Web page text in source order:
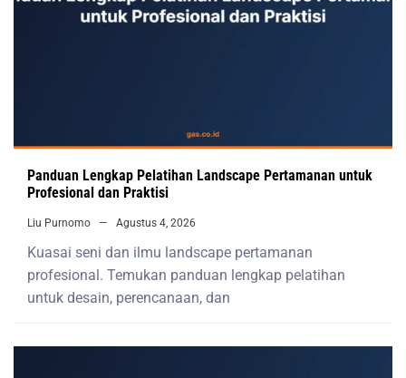
Panduan Lengkap Pelatihan Landscape Pertamanan untuk
Profesional dan Praktisi
Liu Purnomo Agustus 4, 2026
Kuasai seni dan ilmu landscape pertamanan
profesional. Temukan panduan lengkap pelatihan
untuk desain, perencanaan, dan